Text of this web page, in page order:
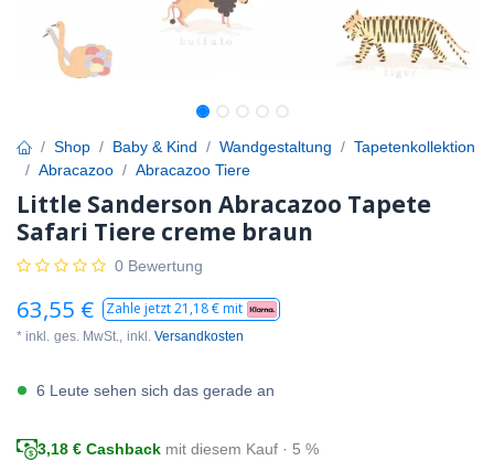
Shop Baby & Kind Wandgestaltung
Tapetenkollektion
Abracazoo
Abracazoo Tiere
Little Sanderson Abracazoo Tapete
Safari Tiere creme braun
0 Bewertung
63,55 € Zahle jetzt21,18€ mit
* inkl. ges. MwSt., inkl. Versandkosten
6 Leute sehen sich das gerade an
3,18 € Cashback mit diesem Kauf · 5 %